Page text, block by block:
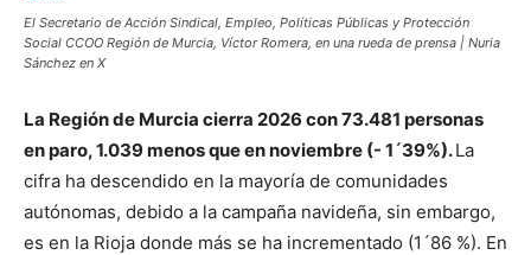
El Secretario de Acción Sindical, Empleo, Políticas Públicas y Protección
Social CCOO Región de Murcia, Víctor Romera, en una rueda de prensa | Nuria
Sánchez en X
La Región de Murcia cierra 2026 con 73.481 personas
en paro, 1.039 menos que en noviembre (- 1´39%).La
cifra ha descendido en la mayoría de comunidades
autónomas, debido a la campaña navideña, sin embargo,
es en la Rioja donde más se ha incrementado (1´86 %). En